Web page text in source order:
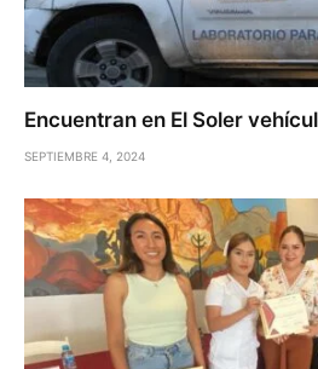
Encuentran en El Soler
SEPTIEMBRE 4, 2024